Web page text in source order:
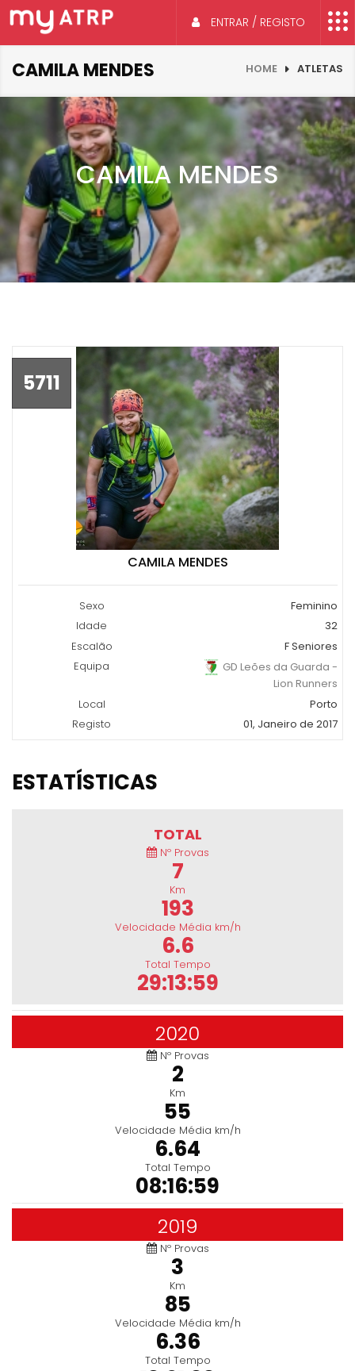
ENTRAR / REGISTO
CAMILA MENDES HOME ATLETAS
CAMILA MENDES
5711
CAMILA MENDES
Sexo
Feminino
Idade
32
Escalão
F Seniores
Equipa
GD Leões da Guarda -
Lion Runners
Local
Porto
Registo
01, Janeiro de 2017
ESTATÍSTICAS
TOTAL
Nº Provas
7
Km
193
Velocidade Média km/h
6.6
Total Tempo
29:13:59
2020
Nº Provas
2
Km
55
Velocidade Média km/h
6.64
Total Tempo
08:16:59
2019
Nº Provas
3
Km
85
Velocidade Média km/h
6.36
Total Tempo